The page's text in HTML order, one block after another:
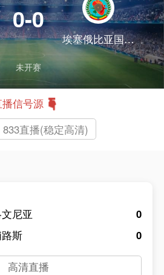
0-0
埃塞俄比亚国防军
未开赛
播信号源
833直播(稳定高清)
尼亚
斯
0
0
高清直播